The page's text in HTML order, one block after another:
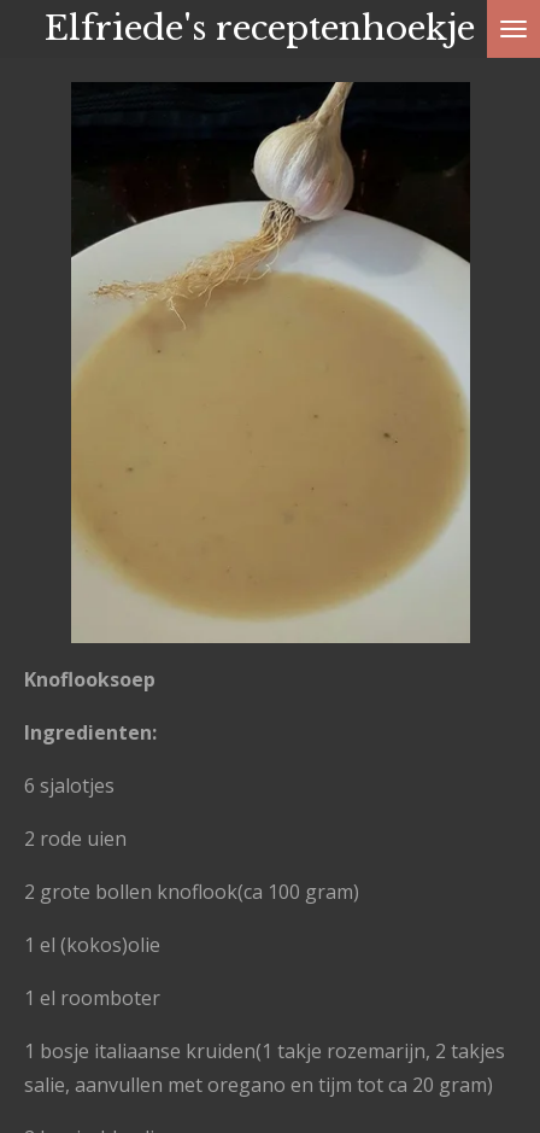
Elfriede's receptenhoekje
Knoflooksoep
Ingredienten:
6 sjalotjes
2 rode uien
2 grote bollen knoflook(ca 100 gram)
1 el (kokos)olie
1 el roomboter
1 bosje italiaanse kruiden(1 takje rozemarijn, 2 takjes
salie, aanvullen met oregano en tijm tot ca 20 gram)